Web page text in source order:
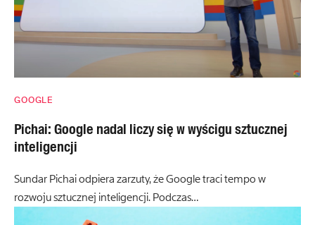
GOOGLE
Pichai: Google nadal liczy się w wyścigu sztucznej
inteligencji
Sundar Pichai odpiera zarzuty, że Google traci tempo w
rozwoju sztucznej inteligencji. Podczas…